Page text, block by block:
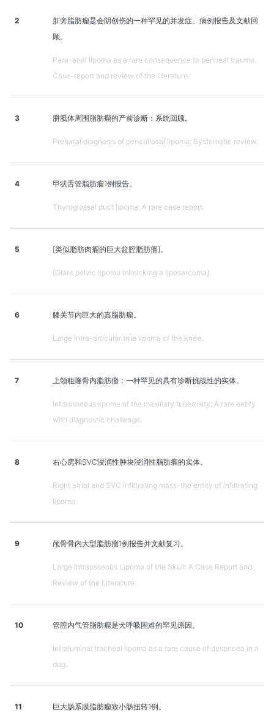
2
肛旁脂肪瘤是会阴创伤的一种罕见的并发症。病例报告及文献回
顾。
Para-anal lipoma as a rare consequence to perineal trauma.
Case-report and review of the literature.
3 胼胝体周围脂肪瘤的产前诊断：系统回顾。
Prenatal diagnosis of pericallosal lipoma: Systematic review.
4 甲状舌管脂肪瘤1例报告。
Thyroglossal duct lipoma: A rare case report.
5 [类似脂肪肉瘤的巨大盆腔脂肪瘤]。
[Giant pelvic lipoma mimicking a liposarcoma].
6 膝关节内巨大的真脂肪瘤。
Large intra-articular true lipoma of the knee.
7 上颌粗隆骨内脂肪瘤：一种罕见的具有诊断挑战性的实体。
Intraosseous lipoma of the maxillary tuberosity: A rare entity
with diagnostic challenge.
8 右心房和SVC浸润性肿块浸润性脂肪瘤的实体。
Right atrial and SVC infiltrating mass-the entity of infiltrating
lipoma.
9 颅骨骨内大型脂肪瘤1例报告并文献复习。
Large Intraosseous Lipoma of the Skull: A Case Report and
Review of the Literature.
10 管腔内气管脂肪瘤是犬呼吸困难的罕见原因。
Intraluminal tracheal lipoma as a rare cause of dyspnoea in a
dog.
11 巨大肠系膜脂肪瘤致小肠扭转1例。